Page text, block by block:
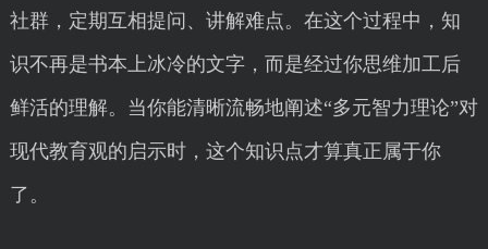
社群，定期互相提问、讲解难点。在这个过程中，知
识不再是书本上冰冷的文字，而是经过你思维加工后
鲜活的理解。当你能清晰流畅地阐述“多元智力理论”对
现代教育观的启示时，这个知识点才算真正属于你
了。